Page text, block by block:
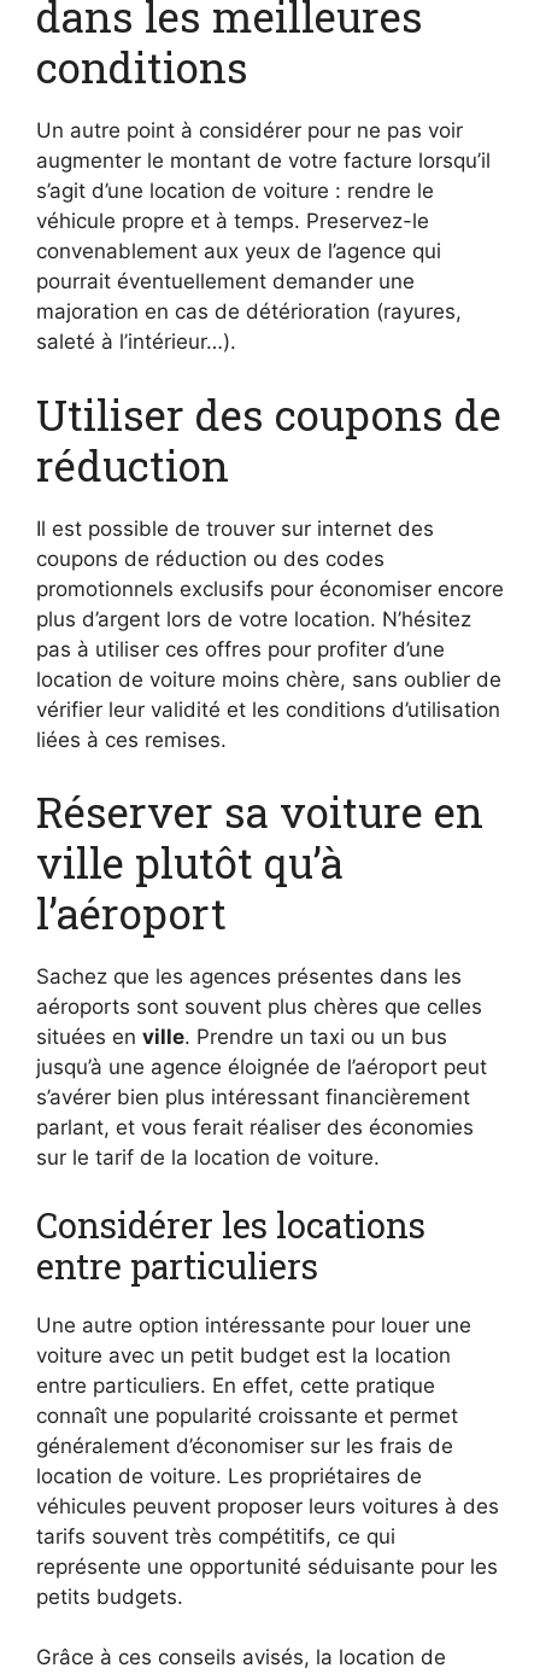
dans les meilleures
conditions
Un autre point à considérer pour ne pas voir
augmenter le montant de votre facture lorsqu’il
s’agit d’une location de voiture : rendre le
véhicule propre et à temps. Preservez-le
convenablement aux yeux de l’agence qui
pourrait éventuellement demander une
majoration en cas de détérioration (rayures,
saleté à l’intérieur…).
Utiliser des coupons de
réduction
Il est possible de trouver sur internet des
coupons de réduction ou des codes
promotionnels exclusifs pour économiser encore
plus d’argent lors de votre location. N’hésitez
pas à utiliser ces offres pour profiter d’une
location de voiture moins chère, sans oublier de
vérifier leur validité et les conditions d’utilisation
liées à ces remises.
Réserver sa voiture en
ville plutôt qu’à
l’aéroport
Sachez que les agences présentes dans les
aéroports sont souvent plus chères que celles
situées en ville. Prendre un taxi ou un bus
jusqu’à une agence éloignée de l’aéroport peut
s’avérer bien plus intéressant financièrement
parlant, et vous ferait réaliser des économies
sur le tarif de la location de voiture.
Considérer les locations
entre particuliers
Une autre option intéressante pour louer une
voiture avec un petit budget est la location
entre particuliers. En effet, cette pratique
connaît une popularité croissante et permet
généralement d’économiser sur les frais de
location de voiture. Les propriétaires de
véhicules peuvent proposer leurs voitures à des
tarifs souvent très compétitifs, ce qui
représente une opportunité séduisante pour les
petits budgets.
Grâce à ces conseils avisés, la location de